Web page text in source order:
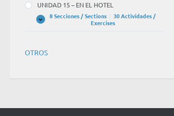
EN
EL
RESTAURANTE
UNIDAD 15 – EN EL HOTEL
Expandir
UNIDAD
EL
HOTEL
8 Secciones / Sections
30 Actividades /
Exercises
OTROS